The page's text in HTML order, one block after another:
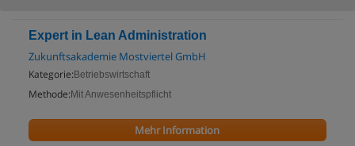
Expert in Lean Administration
Zukunftsakademie Mostviertel GmbH
Kategorie: Betriebswirtschaft
Methode: Mit Anwesenheitspflicht
Mehr Information